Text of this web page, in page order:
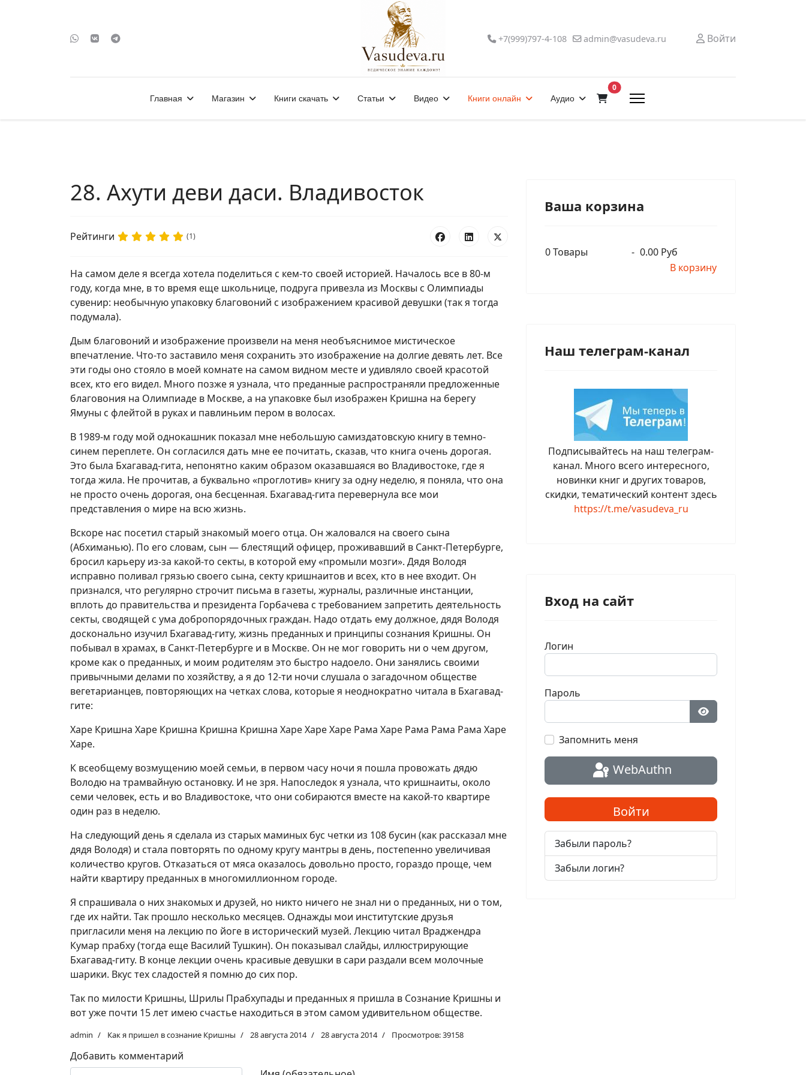
+7(999)797-4-108 admin@vasudeva.ru Войти
Главная Магазин Книги скачать Статьи Видео Книги онлайн Аудио
0В корзину
28. Ахути деви даси. Владивосток
Рейтинги (1)
На самом деле я всегда хотела поделиться с кем-то своей историей. Началось все в 80-м
году, когда мне, в то время еще школьнице, подруга привезла из Москвы с Олимпиады
сувенир: необычную упаковку благовоний с изображением красивой девушки (так я тогда
подумала).
Дым благовоний и изображение произвели на меня необъяснимое мистическое
впечатление. Что-то заставило меня сохранить это изображение на долгие девять лет. Все
эти годы оно стояло в моей комнате на самом видном месте и удивляло своей красотой
всех, кто его видел. Много позже я узнала, что преданные распространяли предложенные
благовония на Олимпиаде в Москве, а на упаковке был изображен Кришна на берегу
Ямуны с флейтой в руках и павлиньим пером в волосах.
В 1989-м году мой однокашник показал мне небольшую самиздатовскую книгу в темно-
синем переплете. Он согласился дать мне ее почитать, сказав, что книга очень дорогая.
Это была Бхагавад-гита, непонятно каким образом оказавшаяся во Владивостоке, где я
тогда жила. Не прочитав, а буквально «проглотив» книгу за одну неделю, я поняла, что она
не просто очень дорогая, она бесценная. Бхагавад-гита перевернула все мои
представления о мире на всю жизнь.
Вскоре нас посетил старый знакомый моего отца. Он жаловался на своего сына
(Абхиманью). По его словам, сын — блестящий офицер, проживавший в Санкт-Петербурге,
бросил карьеру из-за какой-то секты, в которой ему «промыли мозги». Дядя Володя
исправно поливал грязью своего сына, секту кришнаитов и всех, кто в нее входит. Он
признался, что регулярно строчит письма в газеты, журналы, различные инстанции,
вплоть до правительства и президента Горбачева с требованием запретить деятельность
секты, сводящей с ума добропорядочных граждан. Надо отдать ему должное, дядя Володя
досконально изучил Бхагавад-гиту, жизнь преданных и принципы сознания Кришны. Он
побывал в храмах, в Санкт-Петербурге и в Москве. Он не мог говорить ни о чем другом,
кроме как о преданных, и моим родителям это быстро надоело. Они занялись своими
привычными делами по хозяйству, а я до 12-ти ночи слушала о загадочном обществе
вегетарианцев, повторяющих на четках слова, которые я неоднократно читала в Бхагавад-
гите:
Харе Кришна Харе Кришна Кришна Кришна Харе Харе Харе Рама Харе Рама Рама Рама Харе
Харе.
К всеобщему возмущению моей семьи, в первом часу ночи я пошла провожать дядю
Володю на трамвайную остановку. И не зря. Напоследок я узнала, что кришнаиты, около
семи человек, есть и во Владивостоке, что они собираются вместе на какой-то квартире
один раз в неделю.
На следующий день я сделала из старых маминых бус четки из 108 бусин (как рассказал мне
дядя Володя) и стала повторять по одному кругу мантры в день, постепенно увеличивая
количество кругов. Отказаться от мяса оказалось довольно просто, гораздо проще, чем
найти квартиру преданных в многомиллионном городе.
Я спрашивала о них знакомых и друзей, но никто ничего не знал ни о преданных, ни о том,
где их найти. Так прошло несколько месяцев. Однажды мои институтские друзья
пригласили меня на лекцию по йоге в исторический музей. Лекцию читал Враджендра
Кумар прабху (тогда еще Василий Тушкин). Он показывал слайды, иллюстрирующие
Бхагавад-гиту. В конце лекции очень красивые девушки в сари раздали всем молочные
шарики. Вкус тех сладостей я помню до сих пор.
Так по милости Кришны, Шрилы Прабхупады и преданных я пришла в Сознание Кришны и
вот уже почти 15 лет имею счастье находиться в этом самом удивительном обществе.
admin Как я пришел в сознание Кришны 28 августа 2014 28 августа 2014 Просмотров: 39158
Добавить комментарий
Ваша корзина
0Товары - 0.00 Руб
В корзину
Наш телеграм-канал
Подписывайтесь на наш телеграм-
канал. Много всего интересного,
новинки книг и других товаров,
скидки, тематический контент здесь
https://t.me/vasudeva_ru
Вход на сайт
Логин
Пароль
Показать пароль
Запомнить меня
WebAuthn
Войти
Забыли пароль?
Забыли логин?